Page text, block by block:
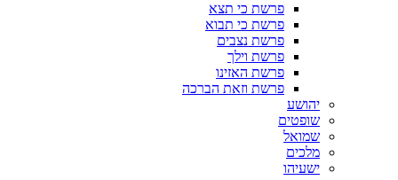
פרשת כי תצא
פרשת כי תבוא
פרשת נצבים
פרשת וילך
פרשת האזינו
פרשת וזאת הברכה
יהושע
שופטים
שמואל
מלכים
ישעיהו